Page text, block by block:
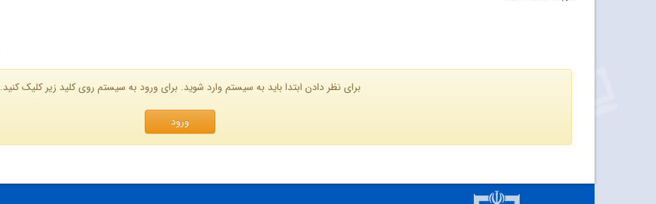
برای نظر دادن ابتدا باید به سیستم وارد شوید. برای ورود به سیستم روی کلید زیر کلیک کنید.
ورود